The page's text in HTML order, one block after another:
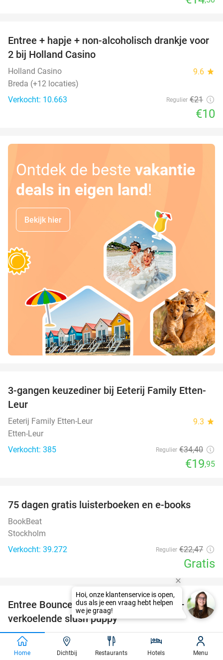
52%
Entree + hapje + non-alcoholisch drankje voor
2 bij Holland Casino
Holland Casino 9.6 star
Breda (+12 locaties)
Verkocht: 10.663
Regulier €21
€10
Ontdek de beste vakantie
deals in eigen land !
Bekijk hier
42%
3-gangen keuzediner bij Eeterij Family Etten-
Leur
Eeterij Family Etten-Leur 9.3 star
Etten-Leur
Verkocht: 385
Regulier €34,40
€19,95
75 dagen gratis luisterboeken en e-books
BookBeat
Stockholm
Verkocht: 39.272
Regulier €22,47
Gratis
50%
Entree Bounce Valley (2 uur) + sokken +
verkoelende slush puppy
Bounce Valley Middelburg 9.4
Middelburg
Home Dichtbij Restaurants Hotels Menu